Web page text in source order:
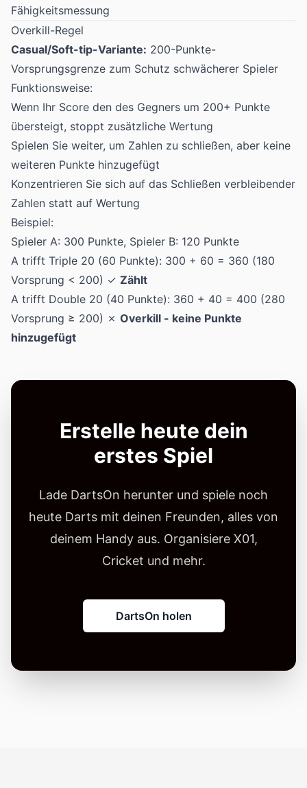
Fähigkeitsmessung
Overkill-Regel
Casual/Soft-tip-Variante: 200-Punkte-
Vorsprungsgrenze zum Schutz schwächerer Spieler
Funktionsweise:
Wenn Ihr Score den des Gegners um 200+ Punkte
übersteigt, stoppt zusätzliche Wertung
Spielen Sie weiter, um Zahlen zu schließen, aber keine
weiteren Punkte hinzugefügt
Konzentrieren Sie sich auf das Schließen verbleibender
Zahlen statt auf Wertung
Beispiel:
Spieler A: 300 Punkte, Spieler B: 120 Punkte
A trifft Triple 20 (60 Punkte): 300 + 60 = 360 (180
Vorsprung < 200) ✓ Zählt
A trifft Double 20 (40 Punkte): 360 + 40 = 400 (280
Vorsprung ≥ 200) ✗ Overkill - keine Punkte
hinzugefügt
Erstelle heute dein
erstes Spiel
Lade DartsOn herunter und spiele noch
heute Darts mit deinen Freunden, alles von
deinem Handy aus. Organisiere X01,
Cricket und mehr.
DartsOn holen